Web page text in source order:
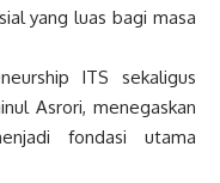
yang luas bagi masa
ITS sekaligus
Asrori, menegaskan
fondasi utama